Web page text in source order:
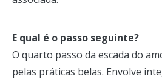
E qual é o passo seguinte?
O quarto passo da escada do
pelas práticas belas. Envolve